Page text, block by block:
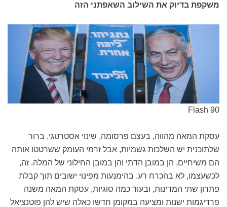
משקפת בדיוק את השילוב השאפתני הזה
Flash 90
עסקת המאה מהווה, בעצם פרסומה, שינוי אסטרטגי. ברור
שלתוכנית יש השלכות גשמיות, אבל זרמי העומק ששרטטו אותה
הם משיחיים, הן במובן הדתי והן במובן החילוני של המלה. זה,
לכשעצמו, לא בהכרח רע. בהימנעות מפינוי ישובים תוך קבלת
פתרון שתי המדינות, ובעוד כמה סוגיות, עסקת המאה משנה
פרדיגמות ישנות ומציעה במקומן חדשו כאלה שיש להן פוטנציאל